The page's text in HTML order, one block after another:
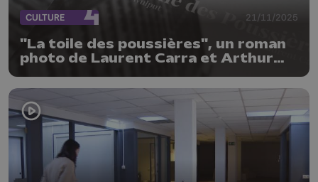
CULTURE 21/11/2025
"La toile des poussières", un roman
photo de Laurent Carra et Arthur